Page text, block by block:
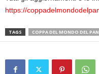
https://
TAGS COPPA DEL MONDO DEL